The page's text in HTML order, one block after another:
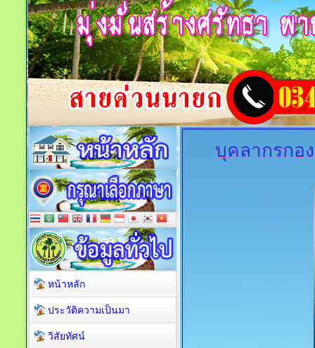
บุคลากรกอ
หน้าหลัก
ประวัติความเป็นมา
วิสัยทัศน์